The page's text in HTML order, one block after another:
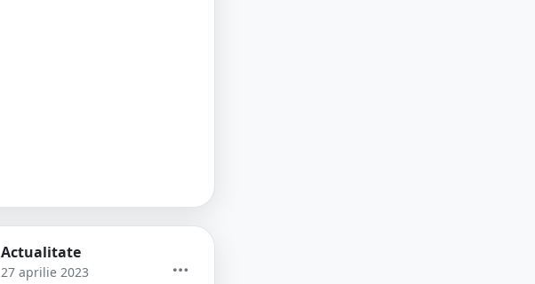
Actualitate
27 aprilie 2023